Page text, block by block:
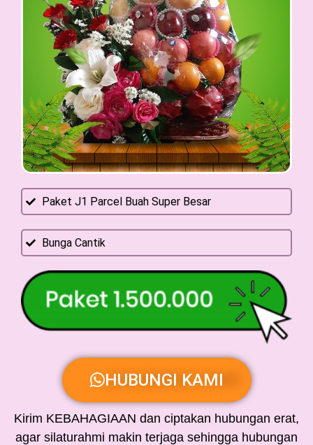
Paket J1 Parcel Buah Super Besar
Bunga Cantik
HUBUNGI KAMI
Kirim KEBAHAGIAAN dan ciptakan hubungan erat,
agar silaturahmi makin terjaga sehingga hubungan